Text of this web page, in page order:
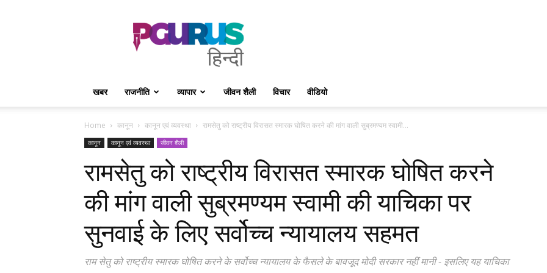
PGurus
Hindi
खबर राजनीति व्यापार जीवन शैली विचार वीडियो
Home कानून कानून एवं व्यवस्था रामसेतु को राष्ट्रीय विरासत स्मारक घोषित करने की मांग वाली सुब्रमण्यम स्वामी...
कानून कानून एवं व्यवस्था जीवन शैली
रामसेतु को राष्ट्रीय विरासत स्मारक घोषित करने
की मांग वाली सुब्रमण्यम स्वामी की याचिका पर
सुनवाई के लिए सर्वोच्च न्यायालय सहमत
राम सेतु को राष्ट्रीय स्मारक घोषित करने के सर्वोच्च न्यायालय के फैसले के बावजूद मोदी सरकार नहीं मानी - इसलिए यह याचिका